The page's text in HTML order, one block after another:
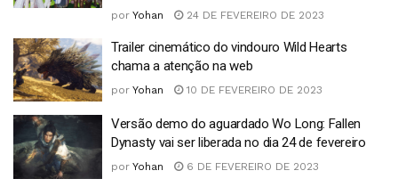
por Yohan 24 DE FEVEREIRO DE 2023
Trailer cinemático do vindouro Wild Hearts
chama a atenção na web
por Yohan 10 DE FEVEREIRO DE 2023
Versão demo do aguardado Wo Long: Fallen
Dynasty vai ser liberada no dia 24 de fevereiro
por Yohan 6 DE FEVEREIRO DE 2023